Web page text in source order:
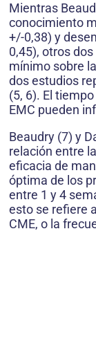
Mientras
conocimiento
+/-0,38) y
0,45), otros
mínimo sobre
dos estudios
(5, 6). El
EMC pueden
Beaudry (7) y
relación entre
eficacia de
óptima de los
entre 1 y 4
esto se refiere
CME, o la